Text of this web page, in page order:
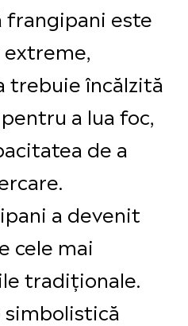
frangipani este
trebuie încălzită
a lua foc,
de a
a devenit
cele mai
tradiționale.
simbolistică